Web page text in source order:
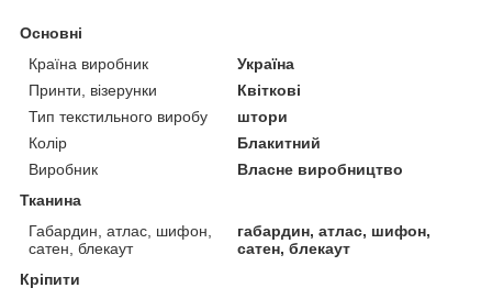
Основні
Країна виробник
Україна
Принти, візерунки
Квіткові
Тип текстильного виробу
штори
Колір
Блакитний
Виробник
Власне виробництво
Тканина
Габардин, атлас, шифон,
сатен, блекаут
габардин, атлас, шифон,
сатен, блекаут
Кріпити